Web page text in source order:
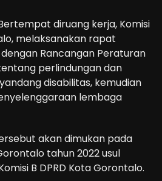
diruang kerja, Komisi
melaksanakan rapat
Rancangan Peraturan
perlindungan dan
disabilitas, kemudian
lembaga
akan dimukan pada
tahun 2022 usul
B DPRD Kota Gorontalo.